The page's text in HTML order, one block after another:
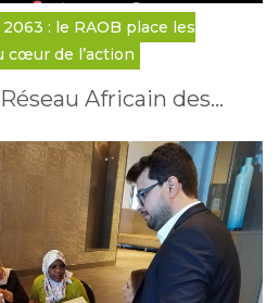
: le RAOB place les
cœur de l’action
Africain des…